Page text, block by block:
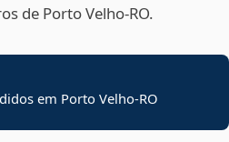
de Porto Velho‑RO.
em Porto Velho-RO